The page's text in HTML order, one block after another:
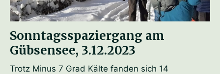
Sonntagsspaziergang am
Gübsensee, 3.12.2023
Trotz Minus 7 Grad Kälte fanden sich 14